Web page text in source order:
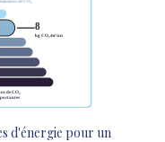
d'énergie pour un